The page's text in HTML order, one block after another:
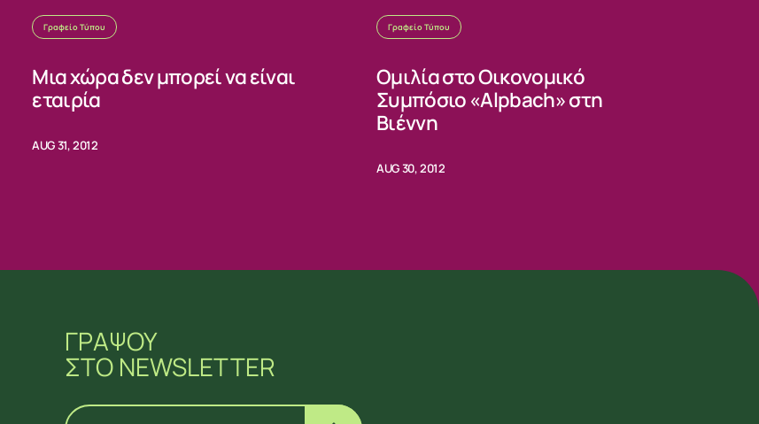
Γραφείο Τύπου
Μια χώρα δεν μπορεί να είναι
εταιρία
AUG 31, 2012
Γραφείο Τύπου
Ομιλία στο Οικονομικό
Συμπόσιο «Alpbach» στη
Βιέννη
AUG 30, 2012
ΓΡΑΨΟΥ
ΣΤΟ NEWSLETTER